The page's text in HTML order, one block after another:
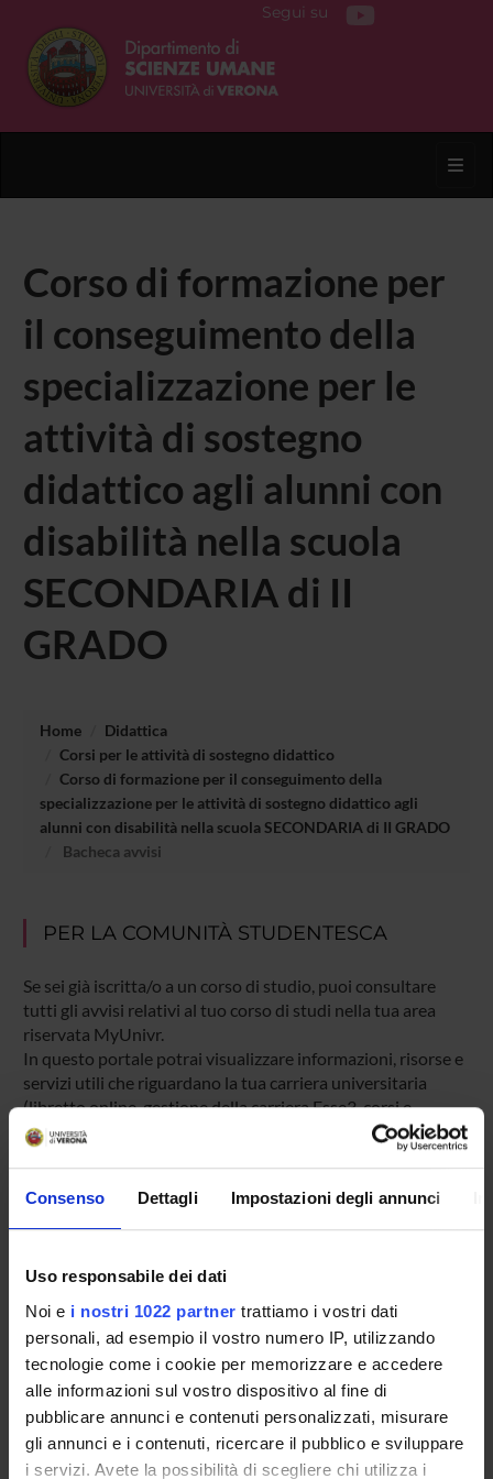
Consenso Dettagli Impostazioni degli annunci
Uso responsabile dei dati
Noi e i nostri 1022 partner trattiamo i vostri dati
personali, ad esempio il vostro numero IP, utilizzando
tecnologie come i cookie per memorizzare e accedere
alle informazioni sul vostro dispositivo al fine di
pubblicare annunci e contenuti personalizzati, misurare
gli annunci e i contenuti, ricercare il pubblico e sviluppare
i servizi. Avete la possibilità di scegliere chi utilizza i
Segui su
Corso di formazione per
il conseguimento della
specializzazione per le
attività di sostegno
didattico agli alunni con
disabilità nella scuola
SECONDARIA di II
GRADO
Home
Didattica
Corsi per le attività di sostegno didattico
Corso di formazione per il conseguimento della
specializzazione per le attività di sostegno didattico agli
alunni con disabilità nella scuola SECONDARIA di II GRADO
Bacheca avvisi
PER LA COMUNITÀ STUDENTESCA
Se sei già iscritta/o a un corso di studio, puoi consultare
tutti gli avvisi relativi al tuo corso di studi nella tua area
riservata MyUnivr.
In questo portale potrai visualizzare informazioni, risorse e
servizi utili che riguardano la tua carriera universitaria
(libretto online, gestione della carriera Esse3, corsi e-
learning, email istituzionale, modulistica di segreteria,
procedure amministrative, ecc.).
potrai ricevere notifica di tutti gli avvisi dei tuoi docenti e
della tua segreteria via mail e anche tramite l'app Univr.
MYUNIVR
Presentazione
Come iscriversi
Insegnamenti
Calendario didattico